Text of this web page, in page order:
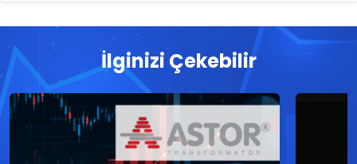
İlginizi Çekebilir